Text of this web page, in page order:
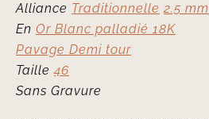
Alliance Traditionnelle 2.5 mm
En Or Blanc palladié 18K
Pavage Demi tour
Taille46
Sans Gravure